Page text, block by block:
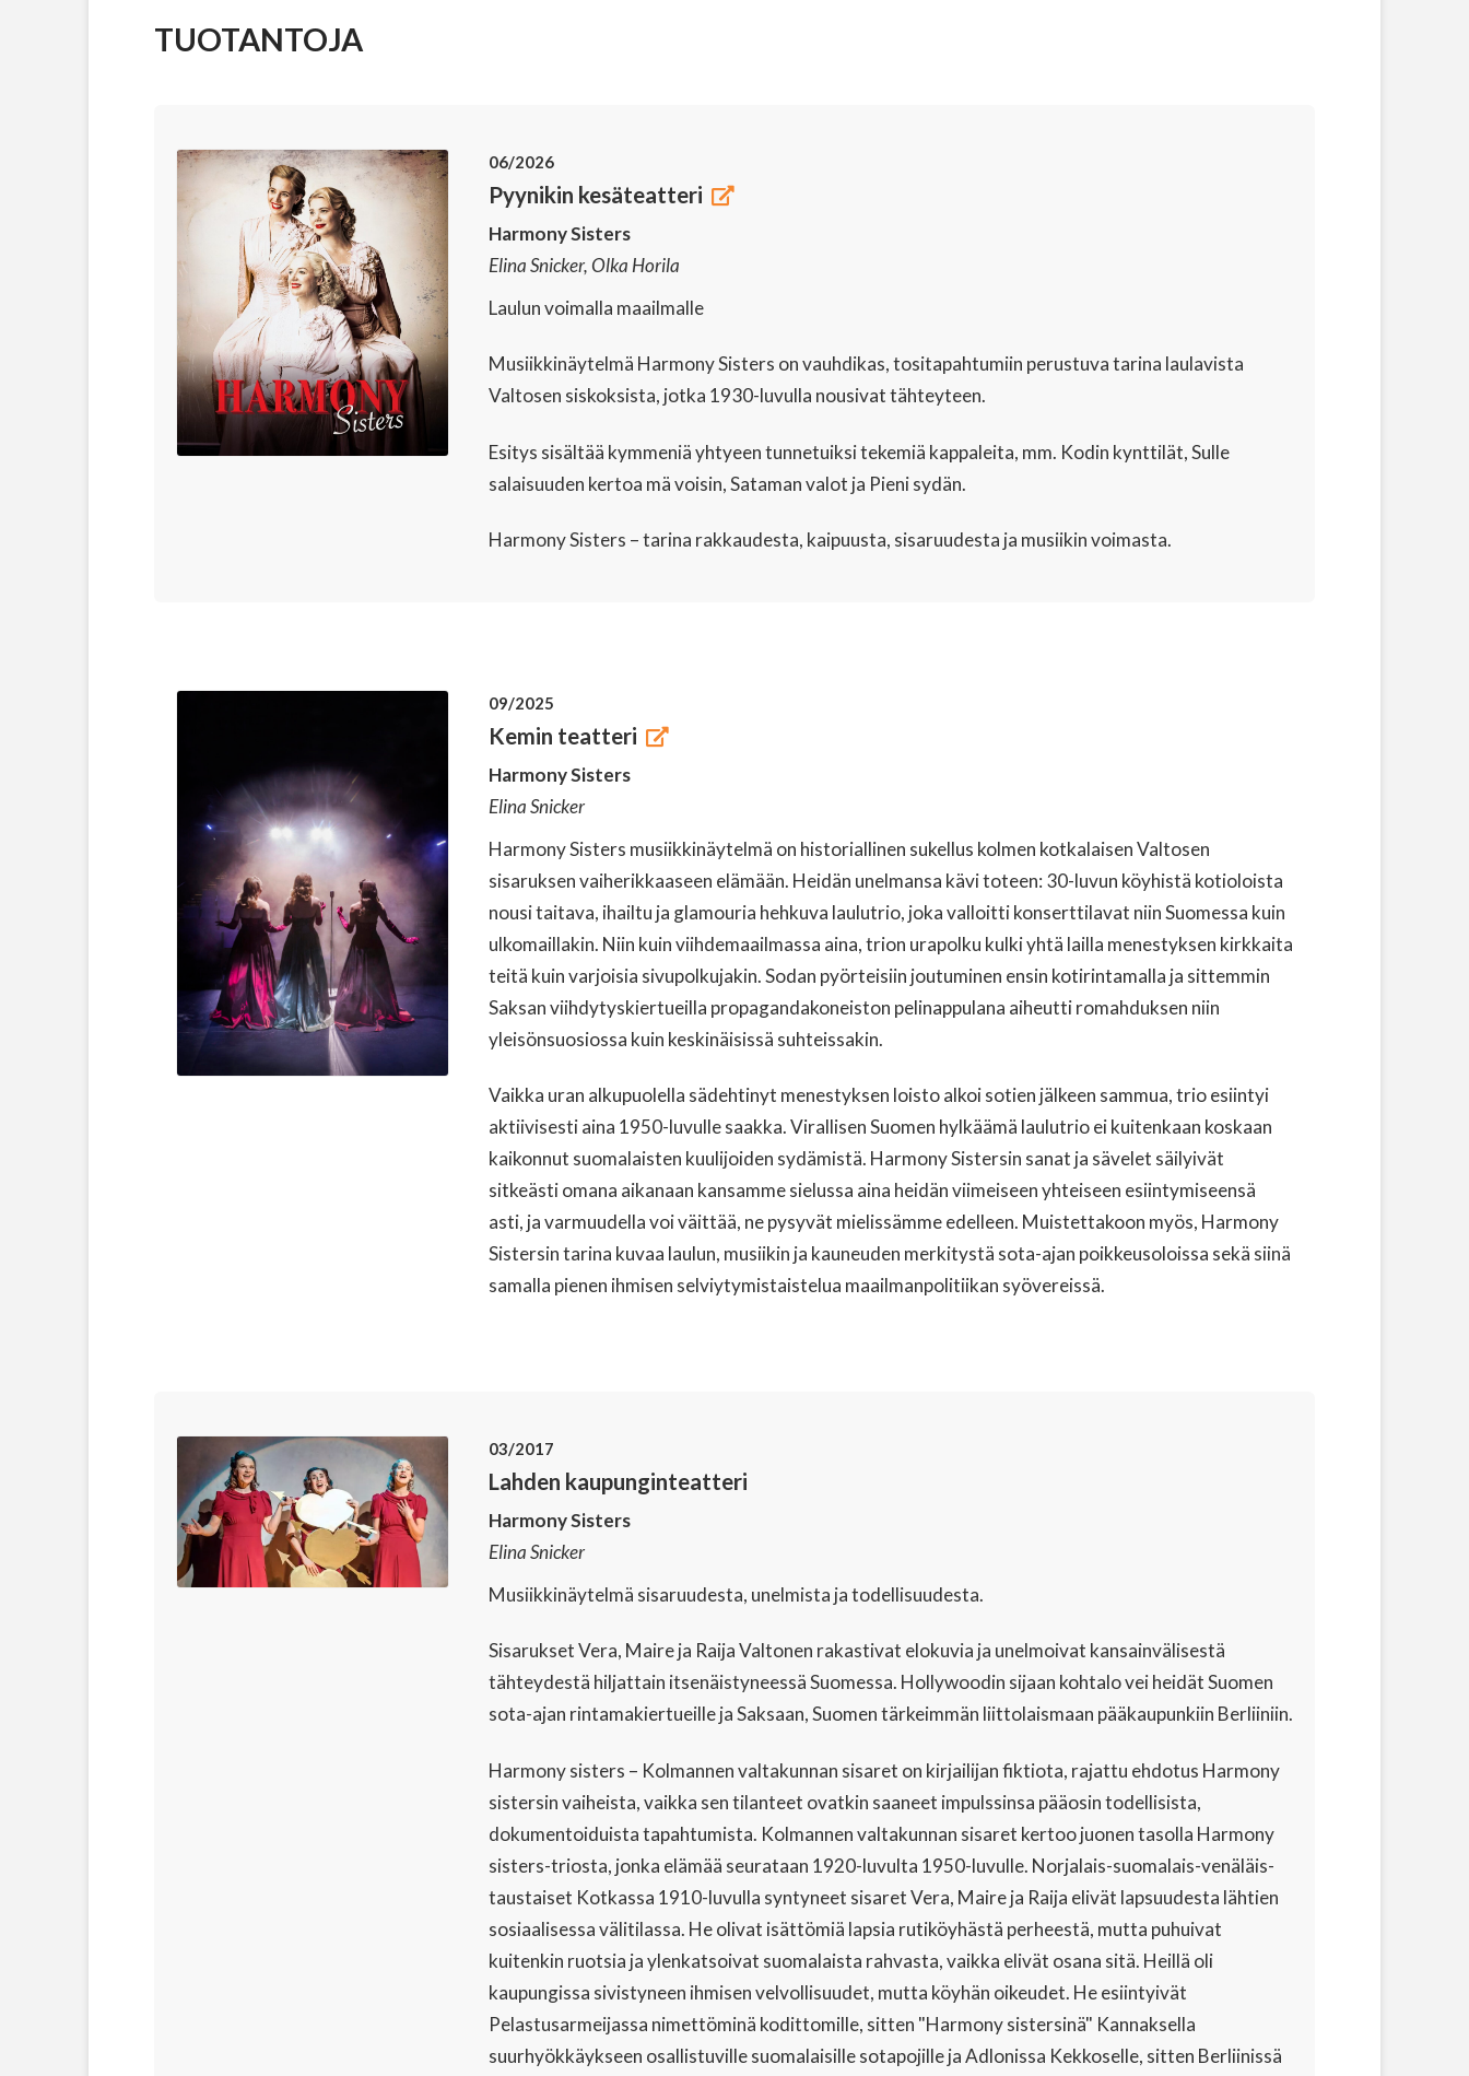
TUOTANTOJA
06/2026
Pyynikin kesäteatteri
Harmony Sisters
Elina Snicker, Olka Horila
Laulun voimalla maailmalle
Musiikkinäytelmä Harmony Sisters on vauhdikas, tositapahtumiin perustuva tarina laulavista
Valtosen siskoksista, jotka 1930-luvulla nousivat tähteyteen.
Esitys sisältää kymmeniä yhtyeen tunnetuiksi tekemiä kappaleita, mm. Kodin kynttilät, Sulle
salaisuuden kertoa mä voisin, Sataman valot ja Pieni sydän.
Harmony Sisters – tarina rakkaudesta, kaipuusta, sisaruudesta ja musiikin voimasta.
09/2025
Kemin teatteri
Harmony Sisters
Elina Snicker
Harmony Sisters musiikkinäytelmä on historiallinen sukellus kolmen kotkalaisen Valtosen
sisaruksen vaiherikkaaseen elämään. Heidän unelmansa kävi toteen: 30-luvun köyhistä kotioloista
nousi taitava, ihailtu ja glamouria hehkuva laulutrio, joka valloitti konserttilavat niin Suomessa kuin
ulkomaillakin. Niin kuin viihdemaailmassa aina, trion urapolku kulki yhtä lailla menestyksen kirkkaita
teitä kuin varjoisia sivupolkujakin. Sodan pyörteisiin joutuminen ensin kotirintamalla ja sittemmin
Saksan viihdytyskiertueilla propagandakoneiston pelinappulana aiheutti romahduksen niin
yleisönsuosiossa kuin keskinäisissä suhteissakin.
Vaikka uran alkupuolella sädehtinyt menestyksen loisto alkoi sotien jälkeen sammua, trio esiintyi
aktiivisesti aina 1950-luvulle saakka. Virallisen Suomen hylkäämä laulutrio ei kuitenkaan koskaan
kaikonnut suomalaisten kuulijoiden sydämistä. Harmony Sistersin sanat ja sävelet säilyivät
sitkeästi omana aikanaan kansamme sielussa aina heidän viimeiseen yhteiseen esiintymiseensä
asti, ja varmuudella voi väittää, ne pysyvät mielissämme edelleen. Muistettakoon myös, Harmony
Sistersin tarina kuvaa laulun, musiikin ja kauneuden merkitystä sota-ajan poikkeusoloissa sekä siinä
samalla pienen ihmisen selviytymistaistelua maailmanpolitiikan syövereissä.
03/2017
Lahden kaupunginteatteri
Harmony Sisters
Elina Snicker
Musiikkinäytelmä sisaruudesta, unelmista ja todellisuudesta.
Sisarukset Vera, Maire ja Raija Valtonen rakastivat elokuvia ja unelmoivat kansainvälisestä
tähteydestä hiljattain itsenäistyneessä Suomessa. Hollywoodin sijaan kohtalo vei heidät Suomen
sota-ajan rintamakiertueille ja Saksaan, Suomen tärkeimmän liittolaismaan pääkaupunkiin Berliiniin.
Harmony sisters – Kolmannen valtakunnan sisaret on kirjailijan fiktiota, rajattu ehdotus Harmony
sistersin vaiheista, vaikka sen tilanteet ovatkin saaneet impulssinsa pääosin todellisista,
dokumentoiduista tapahtumista. Kolmannen valtakunnan sisaret kertoo juonen tasolla Harmony
sisters-triosta, jonka elämää seurataan 1920-luvulta 1950-luvulle. Norjalais-suomalais-venäläis-
taustaiset Kotkassa 1910-luvulla syntyneet sisaret Vera, Maire ja Raija elivät lapsuudesta lähtien
sosiaalisessa välitilassa. He olivat isättömiä lapsia rutiköyhästä perheestä, mutta puhuivat
kuitenkin ruotsia ja ylenkatsoivat suomalaista rahvasta, vaikka elivät osana sitä. Heillä oli
kaupungissa sivistyneen ihmisen velvollisuudet, mutta köyhän oikeudet. He esiintyivät
Pelastusarmeijassa nimettöminä kodittomille, sitten "Harmony sistersinä" Kannaksella
suurhyökkäykseen osallistuville suomalaisille sotapojille ja Adlonissa Kekkoselle, sitten Berliinissä